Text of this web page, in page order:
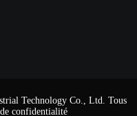
Technology Co., Ltd. Tous
confidentialité